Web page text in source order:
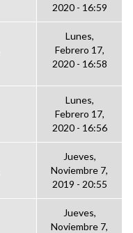
2020 - 16:59
Lunes,
Febrero 17,
2020 - 16:58
Lunes,
Febrero 17,
2020 - 16:56
Jueves,
Noviembre 7,
2019 - 20:55
Jueves,
Noviembre 7,